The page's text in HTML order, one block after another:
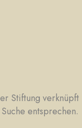
Stiftung verknüpft
entsprechen.